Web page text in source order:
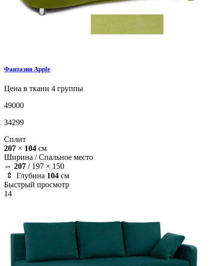
Фантазия Apple
Цена в ткани 4 группы
49000
34299
Сплит
207 × 104 см
Ширина /Спальное место
⇔ 207 / 197 × 150
⇕ Глубина 104 см
Быстрый просмотр
14